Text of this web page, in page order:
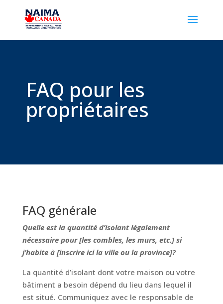
FAQ pour les
propriétaires
FAQ générale
Quelle est la quantité d’isolant légalement
nécessaire pour [les combles, les murs, etc.] si
j’habite à [inscrire ici la ville ou la province]?
La quantité d’isolant dont votre maison ou votre
bâtiment a besoin dépend du lieu dans lequel il
est situé. Communiquez avec le responsable de